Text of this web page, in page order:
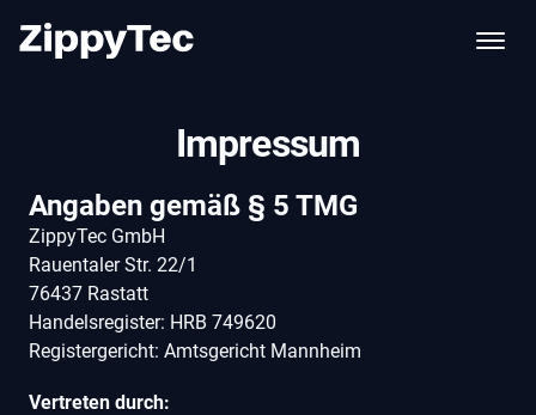
Impressum
Angaben gemäß § 5 TMG
ZippyTec GmbH
Rauentaler Str. 22/1
76437 Rastatt
Handelsregister: HRB 749620
Registergericht: Amtsgericht Mannheim
Vertreten durch: